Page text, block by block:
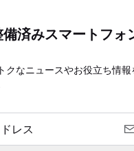
済みスマートフォ
クなニュースやお役立ち情報
レス